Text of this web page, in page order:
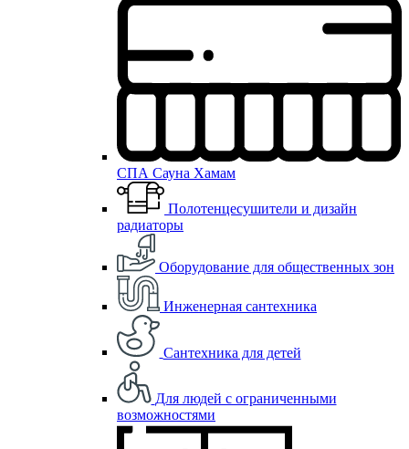
СПА Сауна Хамам
Полотенцесушители и дизайн
радиаторы
Оборудование для общественных зон
Инженерная сантехника
Сантехника для детей
Для людей с ограниченными
возможностями